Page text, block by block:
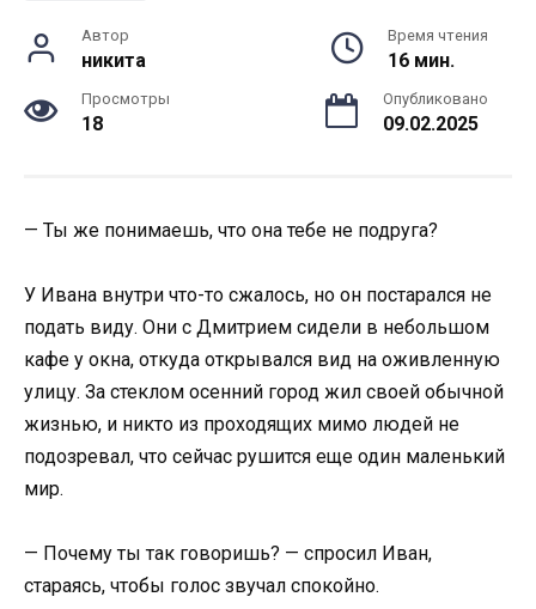
Автор
никита
Время чтения
16 мин.
Просмотры
18
Опубликовано
09.02.2025
— Ты же понимаешь, что она тебе не подруга?
У Ивана внутри что-то сжалось, но он постарался не
подать виду. Они с Дмитрием сидели в небольшом
кафе у окна, откуда открывался вид на оживленную
улицу. За стеклом осенний город жил своей обычной
жизнью, и никто из проходящих мимо людей не
подозревал, что сейчас рушится еще один маленький
мир.
— Почему ты так говоришь? — спросил Иван,
стараясь, чтобы голос звучал спокойно.